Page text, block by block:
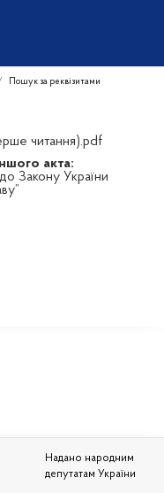
Пошук за реквізитами
читання).pdf
акта:
Закону України
Надано народним
депутатам України